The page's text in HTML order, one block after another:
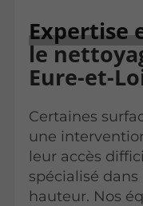
Expertise
le
Eure-et-
Certaines
une
leur accès
spécialisé
hauteur. Nos